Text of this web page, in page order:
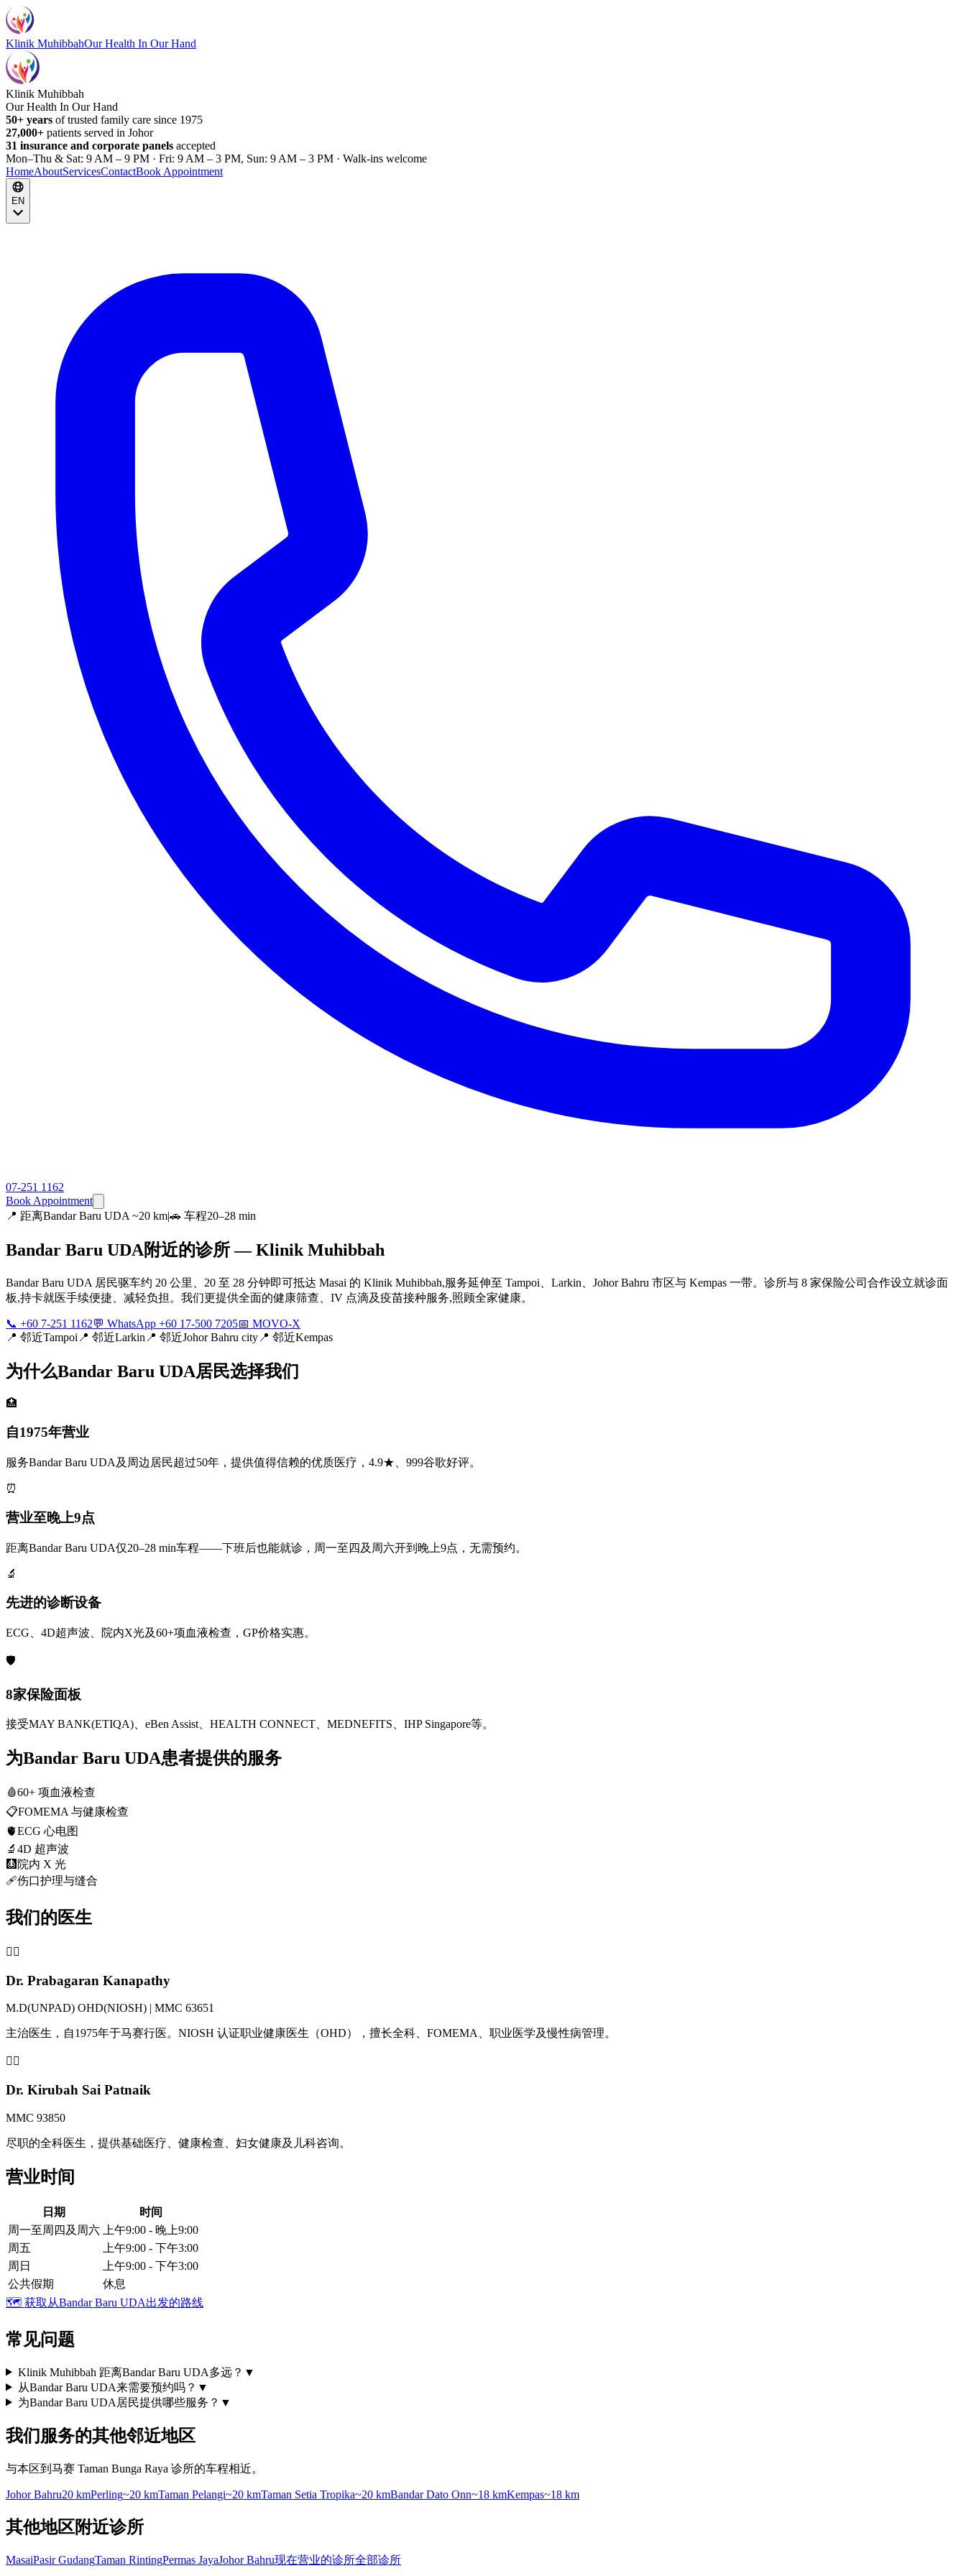
Klinik MuhibbahOur Health In Our Hand
Klinik Muhibbah
Our Health In Our Hand
50+ years of trusted family care since 1975
27,000+ patients served in Johor
31 insurance and corporate panels accepted
Mon–Thu & Sat: 9 AM – 9 PM · Fri: 9 AM – 3 PM, Sun: 9 AM – 3 PM · Walk-ins welcome
HomeAboutServicesContactBook Appointment
EN
07-251 1162
Book Appointment
📍 距离Bandar Baru UDA ~20 km|🚗 车程20–28 min
Bandar Baru UDA附近的诊所 — Klinik Muhibbah
Bandar Baru UDA 居民驱车约 20 公里、20 至 28 分钟即可抵达 Masai 的 Klinik Muhibbah,服务延伸至 Tampoi、Larkin、Johor Bahru 市区与 Kempas 一带。诊所与 8 家保险公司合作设立就诊面
板,持卡就医手续便捷、减轻负担。我们更提供全面的健康筛查、IV 点滴及疫苗接种服务,照顾全家健康。
📞 +60 7-251 1162💬 WhatsApp +60 17-500 7205📅 MOVO-X
📍 邻近Tampoi 📍 邻近Larkin 📍 邻近Johor Bahru city 📍 邻近Kempas
为什么Bandar Baru UDA居民选择我们
🏥
自1975年营业
服务Bandar Baru UDA及周边居民超过50年，提供值得信赖的优质医疗，4.9★、999谷歌好评。
⏰
营业至晚上9点
距离Bandar Baru UDA仅20–28 min车程——下班后也能就诊，周一至四及周六开到晚上9点，无需预约。
🔬
先进的诊断设备
ECG、4D超声波、院内X光及60+项血液检查，GP价格实惠。
🛡️
8家保险面板
接受MAY BANK(ETIQA)、eBen Assist、HEALTH CONNECT、MEDNEFITS、IHP Singapore等。
为Bandar Baru UDA患者提供的服务
🩸60+ 项血液检查
📋FOMEMA 与健康检查
🫀ECG 心电图
🔬 4D 超声波
🩻 院内 X 光
🩹伤口护理与缝合
我们的医生
👨‍⚕️
Dr. Prabagaran Kanapathy
M.D(UNPAD) OHD(NIOSH) | MMC 63651
主治医生，自1975年于马赛行医。NIOSH 认证职业健康医生（OHD），擅长全科、FOMEMA、职业医学及慢性病管理。
👩‍⚕️
Dr. Kirubah Sai Patnaik
MMC 93850
尽职的全科医生，提供基础医疗、健康检查、妇女健康及儿科咨询。
营业时间
日期
时间
周一至周四及周六
上午9:00 - 晚上9:00
周五
上午9:00 - 下午3:00
周日
上午9:00 - 下午3:00
公共假期
休息
🗺️ 获取从Bandar Baru UDA出发的路线
常见问题
Klinik Muhibbah 距离Bandar Baru UDA多远？ ▼
从Bandar Baru UDA来需要预约吗？ ▼
为Bandar Baru UDA居民提供哪些服务？ ▼
我们服务的其他邻近地区
与本区到马赛 Taman Bunga Raya 诊所的车程相近。
Johor Bahru20 kmPerling~20 kmTaman Pelangi~20 kmTaman Setia Tropika~20 kmBandar Dato Onn~18 kmKempas~18 km
其他地区附近诊所
MasaiPasir GudangTaman RintingPermas JayaJohor Bahru现在营业的诊所全部诊所